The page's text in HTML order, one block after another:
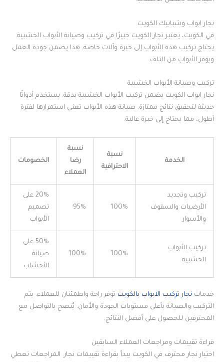
نجار ابواب وشبابيك الكويت
في الكويت، يعتبر نجار الكويت خبيرًا في تركيب وصيانة الأبواب الخشبية.
يحتاج تركيب هذه الأبواب إلى خبرة وآلات خاصة. هذا يضمن جودة العمل
ويوفر الأبواب من التلف.
تركيب وصيانة الأبواب الخشبية
نجار ابواب الكويت يضمن تركيب الأبواب الخشبية بدقة. يستخدم أدواتًا
حديثة لتحقيق نتائج ممتازة. صيانة هذه الأبواب تعني استمرارها لفترة
أطول، مما يحتاج إلى خبرة عالية.
الخدمة
نسبة
الاحترافية
نسبة
رضا
العملاء
الخصومات
تركيب وتجديد
الأرضيات والسقوف
والأسوار
100%
95%
20% على
تصميم
الأبواب
تركيب الأبواب
الخشبية
100%
100%
50% على
صيانة
الأخشاب
خدمات نجار تركيب الابواب بالكويت توفر راحة واطمئنان للعملاء. يتم
التركيب والصيانة بأعلى مستويات الجودة والأمان. يُنصح بالتواصل مع
المحترفين للحصول على أفضل النتائج.
قراءة تقييمات ومراجعات العملاء السابقين
اختيار نجار محترف في الكويت يبدأ بقراءة تقييمات نجار. المراجعات تعطي